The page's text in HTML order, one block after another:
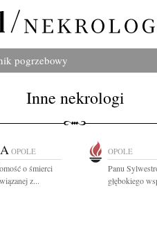
pogrzebowy
Inne nekrologi
OPOLE
o śmierci
z...
OPOLE
Panu
głębokiego